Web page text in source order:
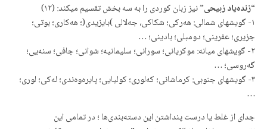
“زنده‌یاد زبیحی” نیز زبان كوردی را به سه بخش تقسیم میكند: (١٢)
١- گویشهای شمالی: هەركی؛ شكاكی، جەلالی )بایزیدی(؛ هەكاری؛ بوتی؛
جزیری؛ عفرینی؛ دومبلی؛ بادینی؛ …
٢- گویشهای میانه: موكریانی؛ سورانی؛ سلیمانیه؛ شوانی؛ جافی؛ سنەیی؛
گەروسی؛ …
٣- گویشهای جنوبی: كرماشانی؛ كەلوری؛ كولیایی؛ پایرەوەندی؛ لەكی؛ لوری؛
…
جدای از غلط یا درست پنداشتن این دسته‌بندی‌ها ؛ در تمامی این